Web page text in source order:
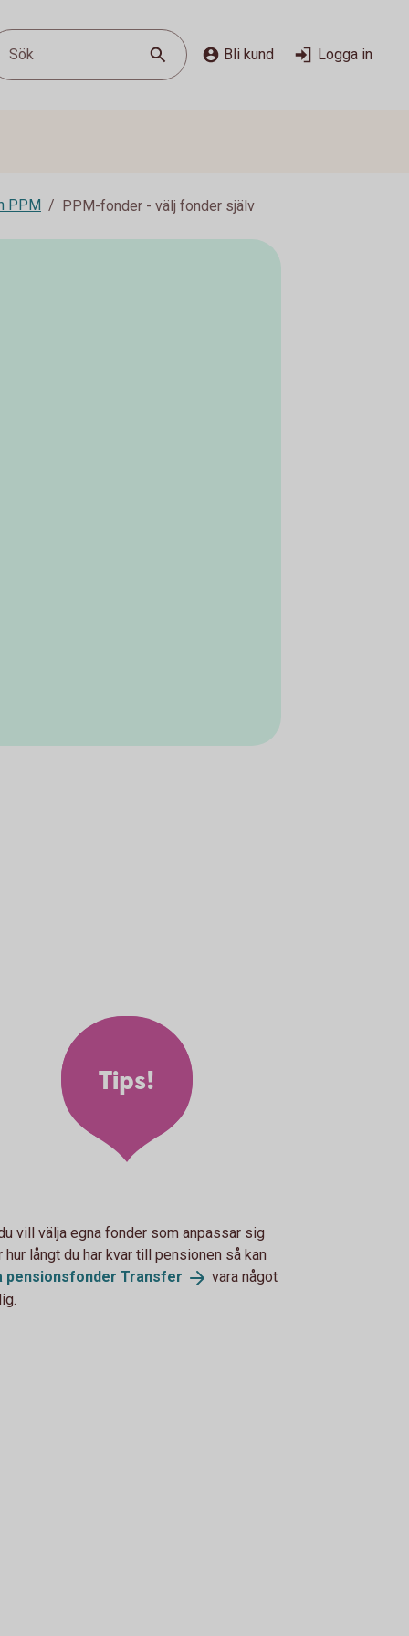
Sök Bli kund Logga in
PPM PPM-fonder - välj fonder själv
Tips!
vill välja egna fonder som anpassar sig
hur långt du har kvar till pensionen så kan
pensionsfonderTransfer
vara något